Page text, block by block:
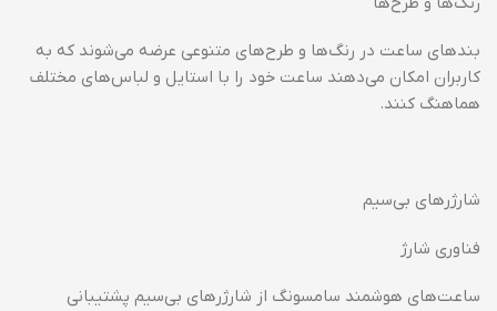
بندهای ساعت در رنگ‌ها و طرح‌های متنوعی عرضه می‌شوند که به
کاربران امکان می‌دهند ساعت خود را با استایل و لباس‌های مختلف
هماهنگ کنند.
شارژرهای بی‌سیم
فناوری شارژ
ساعت‌های هوشمند سامسونگ از شارژرهای بی‌سیم پشتیبانی